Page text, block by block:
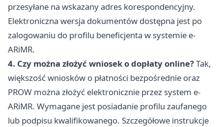
przesyłane na wskazany adres korespondencyjny.
Elektroniczna wersja dokumentów dostępna jest po
zalogowaniu do profilu beneficjenta w systemie e-
ARiMR.
4. Czy można złożyć wniosek o dopłaty online?Tak,
większość wniosków o płatności bezpośrednie oraz
PROW można złożyć elektronicznie przez system e-
ARiMR. Wymagane jest posiadanie profilu zaufanego
lub podpisu kwalifikowanego. Szczegółowe instrukcje